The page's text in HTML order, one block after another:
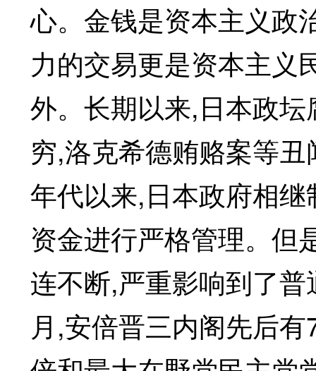
心。金钱是资本主义政
力的交易更是资本主义
外。长期以来,日本政
穷,洛克希德贿赂案等
年代以来,日本政府相
资金进行严格管理。但
连不断,严重影响到了
月,安倍晋三内阁先后